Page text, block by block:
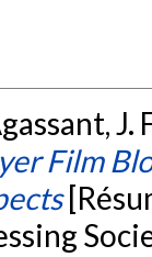
J.
Film